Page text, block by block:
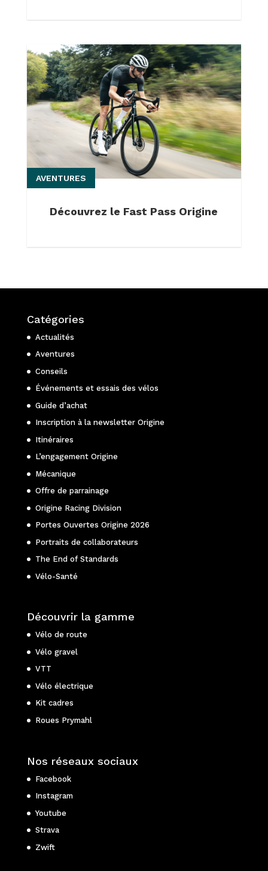
Découvrez le Fast Pass Origine
AVENTURES
Catégories
Actualités
Aventures
Conseils
Événements et essais des vélos
Guide d’achat
Inscription à la newsletter Origine
Itinéraires
L’engagement Origine
Mécanique
Offre de parrainage
Origine Racing Division
Portes Ouvertes Origine 2026
Portraits de collaborateurs
The End of Standards
Vélo-Santé
Découvrir la gamme
Vélo de route
Vélo gravel
VTT
Vélo électrique
Kit cadres
Roues Prymahl
Nos réseaux sociaux
Facebook
Instagram
Youtube
Strava
Zwift